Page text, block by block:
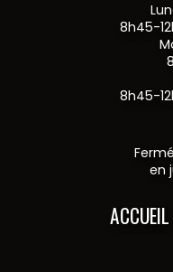
8h45-
8h45-
en